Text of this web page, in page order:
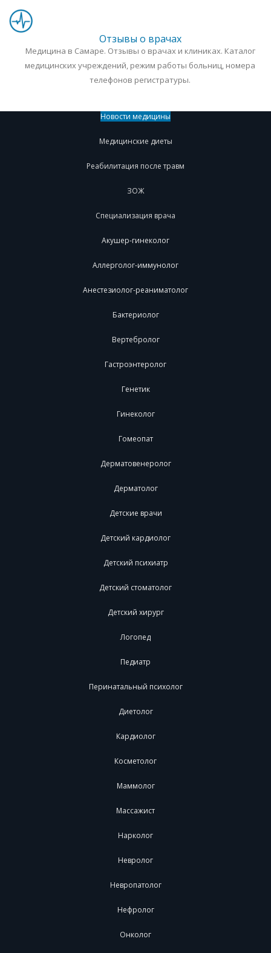
Отзывы о врачах
Медицина в Самаре. Отзывы о врачах и клиниках. Каталог
медицинских учреждений, режим работы больниц, номера
телефонов регистратуры.
Новости медицины
Медицинские диеты
Реабилитация после травм
ЗОЖ
Специализация врача
Акушер-гинеколог
Аллерголог-иммунолог
Анестезиолог-реаниматолог
Бактериолог
Вертебролог
Гастроэнтеролог
Генетик
Гинеколог
Гомеопат
Дерматовенеролог
Дерматолог
Детские врачи
Детский кардиолог
Детский психиатр
Детский стоматолог
Детский хирург
Логопед
Педиатр
Перинатальный психолог
Диетолог
Кардиолог
Косметолог
Маммолог
Массажист
Нарколог
Невролог
Невропатолог
Нефролог
Онколог